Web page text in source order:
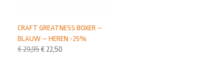
CRAFT GREATNESS BOXER –
BLAUW – HEREN -25%
€29,95€ 22,50